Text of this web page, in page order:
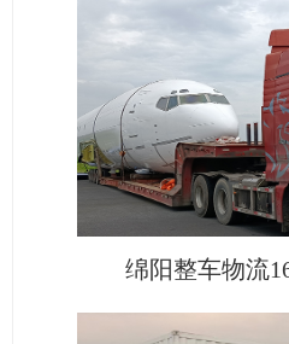
绵阳整车物流